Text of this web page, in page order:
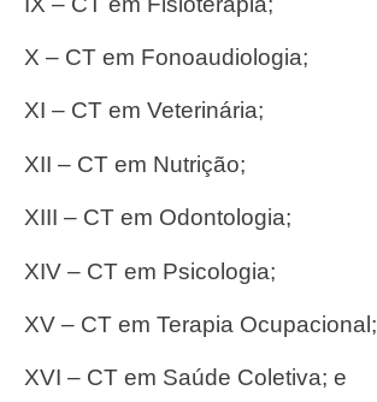
X – CT em Fonoaudiologia;
XI – CT em Veterinária;
XII – CT em Nutrição;
XIII – CT em Odontologia;
XIV – CT em Psicologia;
XV – CT em Terapia Ocupacional;
XVI – CT em Saúde Coletiva; e